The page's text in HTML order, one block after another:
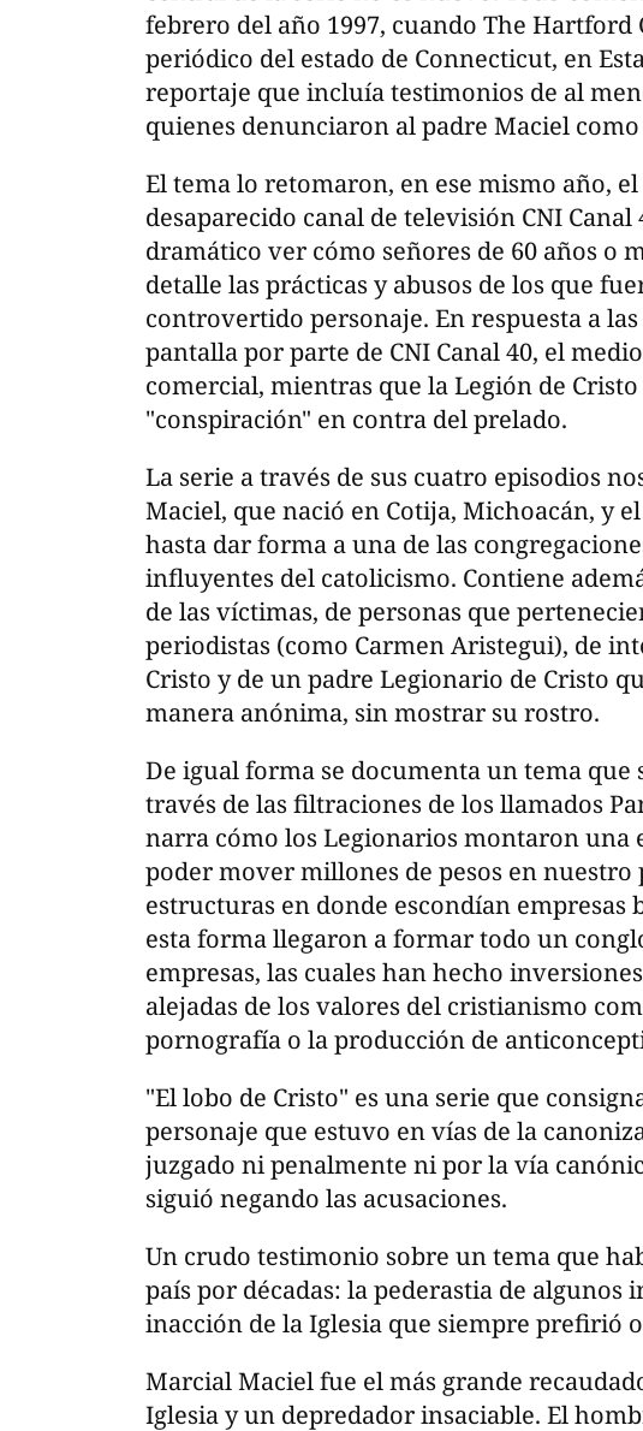
febrero del año 1997, cuando The
periódico del estado de Connecticut, en
reportaje que incluía testimonios de al
quienes denunciaron al padre Maciel como
El tema lo retomaron, en ese mismo año,
desaparecido canal de televisión CNI Canal
dramático ver cómo señores de 60 años o
detalle las prácticas y abusos de los que
controvertido personaje. En respuesta a
pantalla por parte de CNI Canal 40, el
comercial, mientras que la Legión de
"conspiración" en contra del prelado.
La serie a través de sus cuatro episodios
Maciel, que nació en Cotija, Michoacán, y
hasta dar forma a una de las
influyentes del catolicismo. Contiene
de las víctimas, de personas que
periodistas (como Carmen Aristegui), de
Cristo y de un padre Legionario de Cristo
manera anónima, sin mostrar su rostro.
De igual forma se documenta un tema que
través de las filtraciones de los llamados
narra cómo los Legionarios montaron una
poder mover millones de pesos en nuestro
estructuras en donde escondían empresas
esta forma llegaron a formar todo un
empresas, las cuales han hecho
alejadas de los valores del cristianismo
pornografía o la producción de
"El lobo de Cristo" es una serie que
personaje que estuvo en vías de la
juzgado ni penalmente ni por la vía
siguió negando las acusaciones.
Un crudo testimonio sobre un tema que
país por décadas: la pederastia de algunos
inacción de la Iglesia que siempre prefirió
Marcial Maciel fue el más grande
Iglesia y un depredador insaciable. El